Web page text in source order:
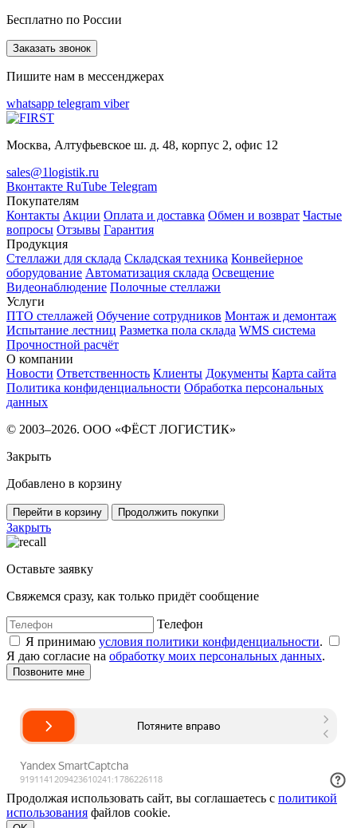
Бесплатно по России
Заказать звонок
Пишите нам в мессенджерах
whatsapp telegram viber
Москва, Алтуфьевское ш. д. 48, корпус 2, офис 12
sales@1logistik.ru
Вконтакте RuTube Telegram
Покупателям
Контакты Акции Оплата и доставка Обмен и возврат Частые
вопросы Отзывы Гарантия
Продукция
Стеллажи для склада Складская техника Конвейерное
оборудование Автоматизация склада Освещение
Видеонаблюдение Полочные стеллажи
Услуги
ПТО стеллажей Обучение сотрудников Монтаж и демонтаж
Испытание лестниц Разметка пола склада WMS система
Прочностной расчёт
О компании
Новости Ответственность Клиенты Документы Карта сайта
Политика конфиденциальности Обработка персональных
данных
© 2003–2026. ООО «ФЁСТ ЛОГИСТИК»
Закрыть
Добавлено в корзину
Перейти в корзину Продолжить покупки
Закрыть
Оставьте заявку
Свяжемся сразу, как только придёт сообщение
Телефон
Я принимаю условия политики конфиденциальности.
Я даю согласие на обработку моих персональных данных.
Продолжая использовать сайт, вы соглашаетесь с политикой
использования файлов cookie.